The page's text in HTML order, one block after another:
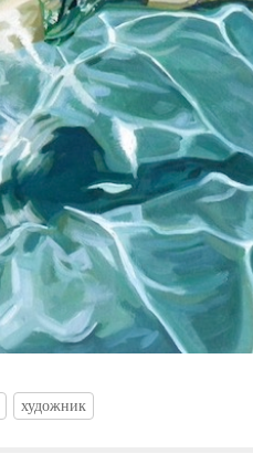
художник